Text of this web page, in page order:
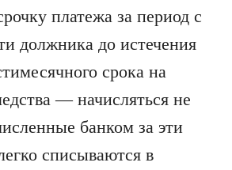
платежа за период с
должника до истечения
срока на
— начисляться не
банком за эти
списываются в